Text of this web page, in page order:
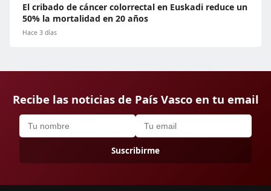
El cribado de cáncer colorrectal en Euskadi reduce un
50% la mortalidad en 20 años
Hace 3 días
Recibe las noticias de País Vasco en tu email
Suscribirme